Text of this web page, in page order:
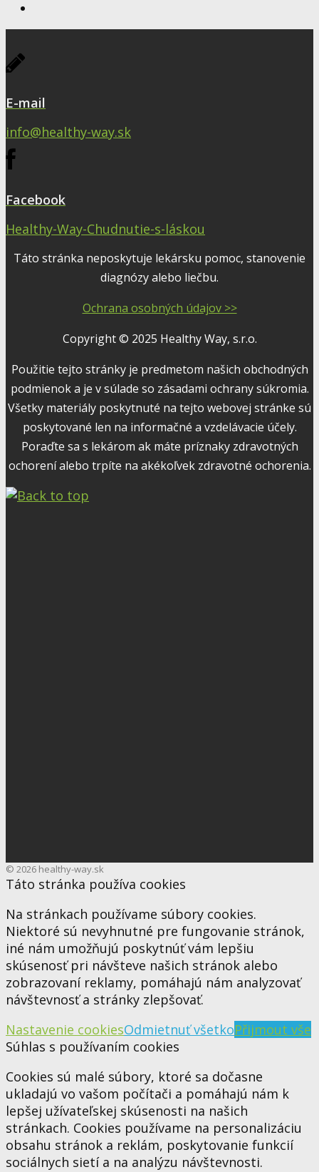
E-mail
info@healthy-way.sk
Facebook
Healthy-Way-Chudnutie-s-láskou
Táto stránka neposkytuje lekársku pomoc, stanovenie
diagnózy alebo liečbu.
Ochrana osobných údajov >>
Copyright © 2025 Healthy Way, s.r.o.
Použitie tejto stránky je predmetom našich obchodných
podmienok a je v súlade so zásadami ochrany súkromia.
Všetky materiály poskytnuté na tejto webovej stránke sú
poskytované len na informačné a vzdelávacie účely.
Poraďte sa s lekárom ak máte príznaky zdravotných
ochorení alebo trpíte na akékoľvek zdravotné ochorenia.
© 2026 healthy-way.sk
Táto stránka používa cookies
Na stránkach používame súbory cookies.
Niektoré sú nevyhnutné pre fungovanie stránok,
iné nám umožňujú poskytnúť vám lepšiu
skúsenosť pri návšteve našich stránok alebo
zobrazovaní reklamy, pomáhajú nám analyzovať
návštevnosť a stránky zlepšovať.
Nastavenie cookiesOdmietnuť všetkoPřijmout vše
Súhlas s používaním cookies
Cookies sú malé súbory, ktoré sa dočasne
ukladajú vo vašom počítači a pomáhajú nám k
lepšej užívateľskej skúsenosti na našich
stránkach. Cookies používame na personalizáciu
obsahu stránok a reklám, poskytovanie funkcií
sociálnych sietí a na analýzu návštevnosti.